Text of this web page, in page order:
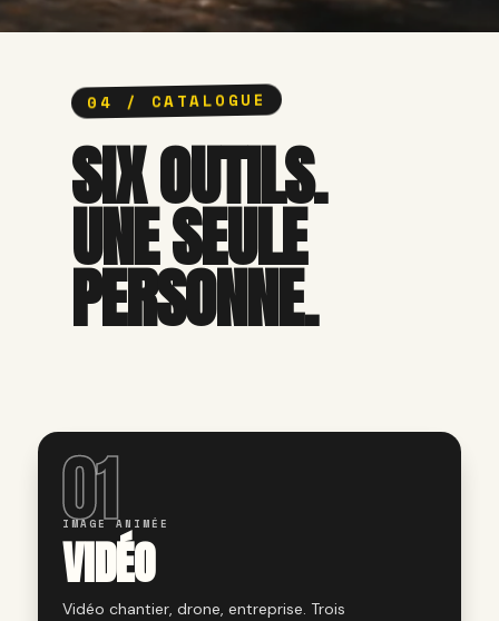
04 / CATALOGUE
SIX OUTILS.
UNE SEULE
PERSONNE.
01
IMAGE ANIMÉE
VIDÉO
Vidéo chantier, drone, entreprise. Trois